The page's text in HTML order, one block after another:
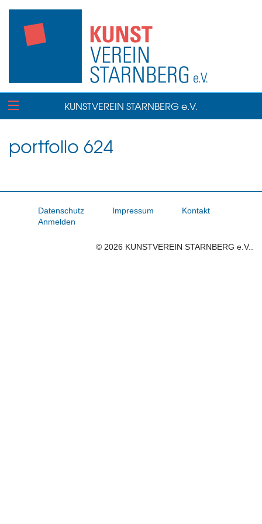
KUNSTVEREIN STARNBERG e.V.
portfolio 624
Datenschutz Impressum
Kontakt
Anmelden
© 2026 KUNSTVEREIN STARNBERG e.V..